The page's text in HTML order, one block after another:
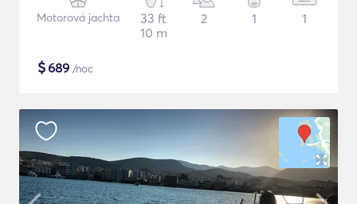
Motorová jachta
33 ft
10 m
2 1 1
$689 /noc